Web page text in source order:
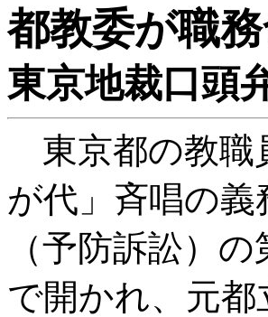
都教委が職
東京地裁口頭
東京都の教職
が代」斉唱の
（予防訴訟）
で開かれ、元